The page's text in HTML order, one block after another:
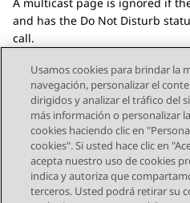
and has the Do Not Disturb
call.
Send Feedback
Tema anterior
Usamos cookies para brindar la
navegación, personalizar el
dirigidos y analizar el tráfico del
más información o personalizar
cookies haciendo clic en
cookies". Si usted hace clic en
acepta nuestro uso de cookies
indica y autoriza que
terceros. Usted podrá retirar su